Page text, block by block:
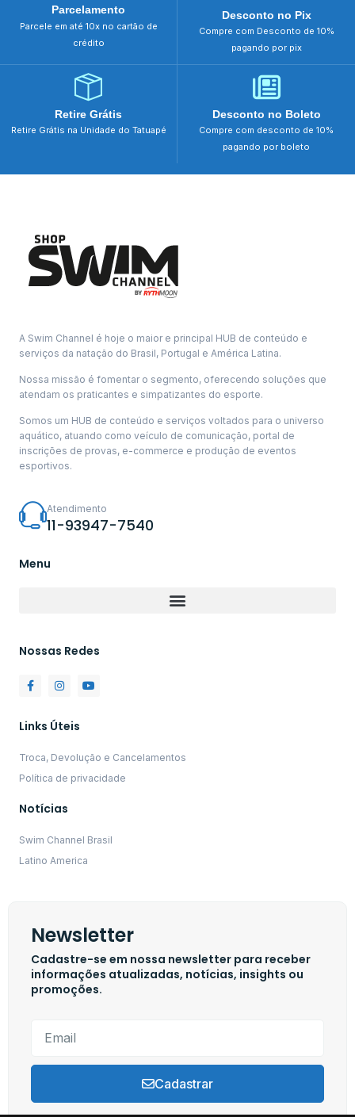
Parcelamento
Parcele em até 10x no cartão de
crédito
Desconto no Pix
Compre com Desconto de 10%
pagando por pix
Retire Grátis
Retire Grátis na Unidade do Tatuapé
Desconto no Boleto
Compre com desconto de 10%
pagando por boleto
A Swim Channel é hoje o maior e principal HUB de conteúdo e
serviços da natação do Brasil, Portugal e América Latina.
Nossa missão é fomentar o segmento, oferecendo soluções que
atendam os praticantes e simpatizantes do esporte.
Somos um HUB de conteúdo e serviços voltados para o universo
aquático, atuando como veículo de comunicação, portal de
inscrições de provas, e-commerce e produção de eventos
esportivos.
Atendimento
11-93947-7540
Menu
Nossas Redes
Links Úteis
Troca, Devolução e Cancelamentos
Política de privacidade
Notícias
Swim Channel Brasil
Latino America
Newsletter
Cadastre-se em nossa newsletter para receber
informações atualizadas, notícias, insights ou
promoções.
Cadastrar